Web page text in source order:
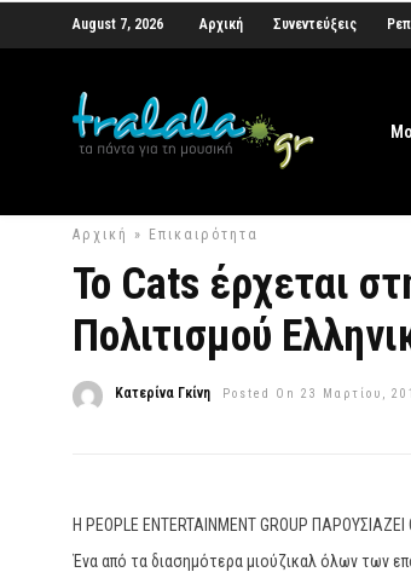
August 7, 2026 Αρχική Συνεντεύξεις
Αρχική » Επικαιρότητα
To Cats έρχεται
Πολιτισμού
Κατερίνα Γκίνη Posted On 23 Μαρτίου,
Η PEOPLE ENTERTAINMENT GROUP ΠΑΡΟΥΣΙΑΖΕΙ
Ένα από τα διασημότερα μιούζικαλ όλων των